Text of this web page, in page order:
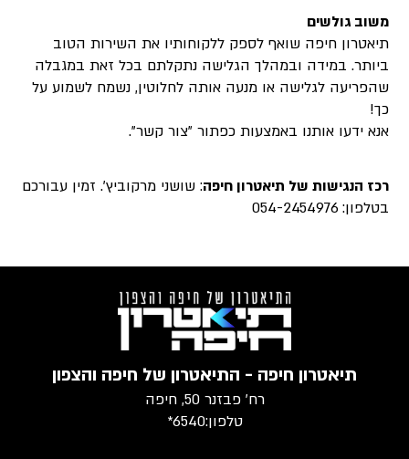
משוב גולשים
תיאטרון חיפה שואף לספק ללקוחותיו את השירות הטוב
ביותר. במידה ובמהלך הגלישה נתקלתם בכל זאת במגבלה
שהפריעה לגלישה או מנעה אותה לחלוטין, נשמח לשמוע על
כך!
אנא ידעו אותנו באמצעות כפתור "צור קשר".
רכז הנגישות של תיאטרון חיפה: שושני מרקוביץ'. זמין עבורכם
בטלפון: 054-2454976
תיאטרון חיפה - התיאטרון של חיפה והצפון
רח׳ פבזנר 50, חיפה
טלפון:6540*